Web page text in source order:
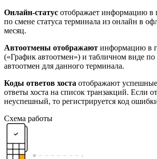
Онлайн-статус отображает информацию в
по смене статуса терминала из онлайн в
месяц.
Автоотмены отображают информацию в
(«График автоотмен») и табличном виде по
автоотмен для данного терминала.
Коды ответов хоста отображают
ответы хоста на список транзакций. Если
неуспешный, то регистрируется код
Схема работы